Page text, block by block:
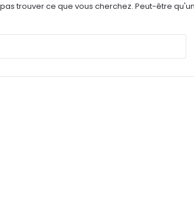
trouver ce que vous cherchez. Peut-être